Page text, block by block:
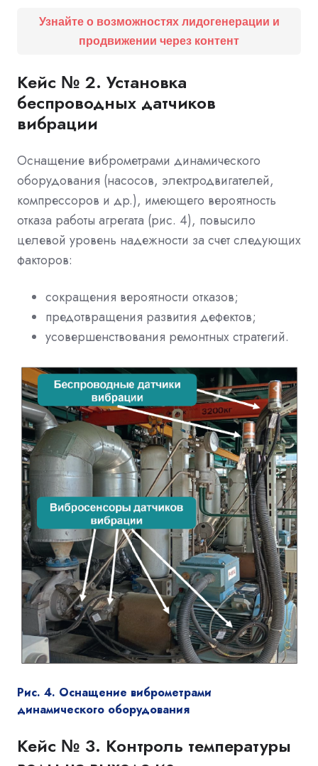
Узнайте о возможностях лидогенерации и
продвижении через контент
Кейс № 2. Установка
беспроводных датчиков
вибрации
Оснащение виброметрами динамического
оборудования (насосов, электродвигателей,
компрессоров и др.), имеющего вероятность
отказа работы агрегата (рис. 4), повысило
целевой уровень надежности за счет следующих
факторов:
сокращения вероятности отказов;
предотвращения развития дефектов;
усовершенствования ремонтных стратегий.
Рис. 4. Оснащение виброметрами
динамического оборудования
Кейс № 3. Контроль температуры